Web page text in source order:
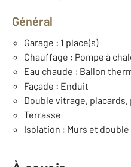
Général
Garage : 1 place(s)
Chauffage : Pompe à
Eau chaude : Ballon
Façade : Enduit
Double vitrage, placards,
Terrasse
Isolation : Murs et